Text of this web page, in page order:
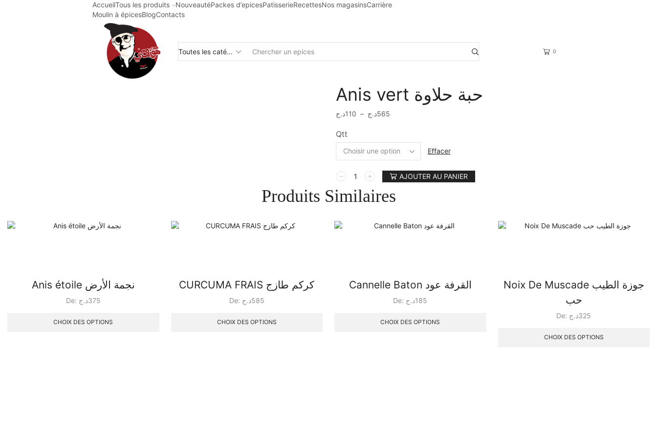
AccueilTous les produits NouveautéPackes d’epicesPatisserieRecettesNos magasinsCarrière
Moulin à épicesBlogContacts
0
Anis vert حبة حلاوة
110د.ج – 565د.ج
Qtt
Effacer
AJOUTER AU PANIER
Produits Similaires
Anis étoile نجمة الأرض
De: 375د.ج
CHOIX DES OPTIONS
CURCUMA FRAIS كركم طازج
De: 585د.ج
CHOIX DES OPTIONS
Cannelle Baton القرفة عود
De: 185د.ج
CHOIX DES OPTIONS
Noix De Muscade جوزة الطيب
حب
De: 325د.ج
CHOIX DES OPTIONS